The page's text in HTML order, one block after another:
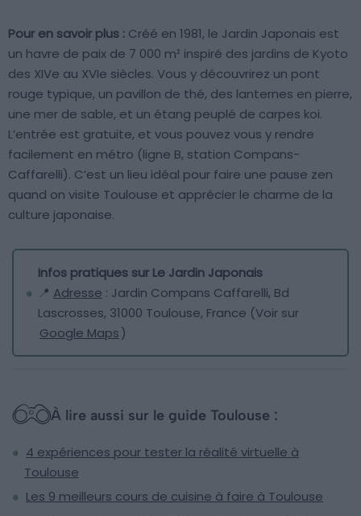
Pour en savoir plus : Créé en 1981, le Jardin Japonais est
un havre de paix de 7 000 m² inspiré des jardins de Kyoto
des XIVe au XVIe siècles. Vous y découvrirez un pont
rouge typique, un pavillon de thé, des lanternes en pierre,
une mer de sable, et un étang peuplé de carpes koi.
L’entrée est gratuite, et vous pouvez vous y rendre
facilement en métro (ligne B, station Compans-
Caffarelli). C’est un lieu idéal pour faire une pause zen
quand on visite Toulouse et apprécier le charme de la
culture japonaise.
Infos pratiques sur Le Jardin Japonais
📍 Adresse : Jardin Compans Caffarelli, Bd
Lascrosses, 31000 Toulouse, France (Voir sur
Google Maps)
À lire aussi sur le guide Toulouse :
4 expériences pour tester la réalité virtuelle à
Toulouse
Les 9 meilleurs cours de cuisine à faire à Toulouse